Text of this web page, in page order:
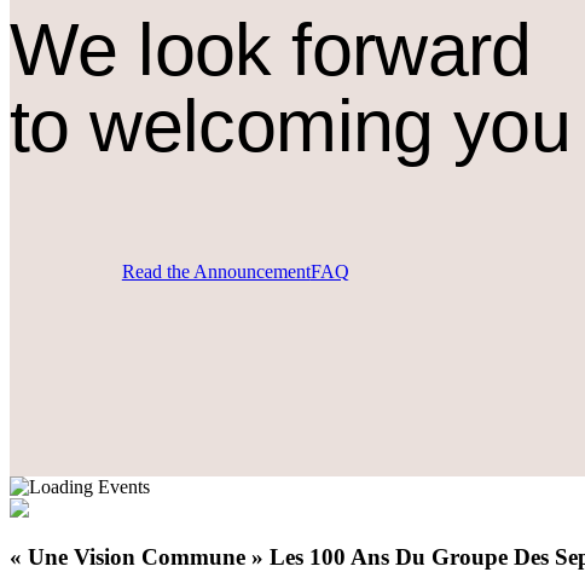
We look forward
to welcoming
Read the AnnouncementFAQ
« Une Vision Commune » Les 100 Ans Du Groupe Des